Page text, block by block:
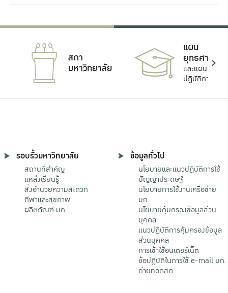
สภา
มหาวิทยาลัย
แผน
ยุทธศาสตร์
และแผน
ปฏิบัติการ
รอบรั้วมหาวิทยาลัย
สถานที่สำคัญ
แหล่งเรียนรู้
สิ่งอำนวยความสะดวก
กีฬาและสุขภาพ
ผลิตภัณฑ์ มก.
ข้อมูลทั่วไป
นโยบายและแนวปฏิบัติการใช้
ปัญญาประดิษฐ์
นโยบายการใช้งานเครือข่าย
มก.
นโยบายคุ้มครองข้อมูลส่วน
บุคคล
แนวปฏิบัติการคุ้มครองข้อมูล
ส่วนบุคคล
การเข้าใช้อินเตอร์เน็ต
ข้อปฏิบัติในการใช้ e-mail มก.
ถ่ายทอดสด